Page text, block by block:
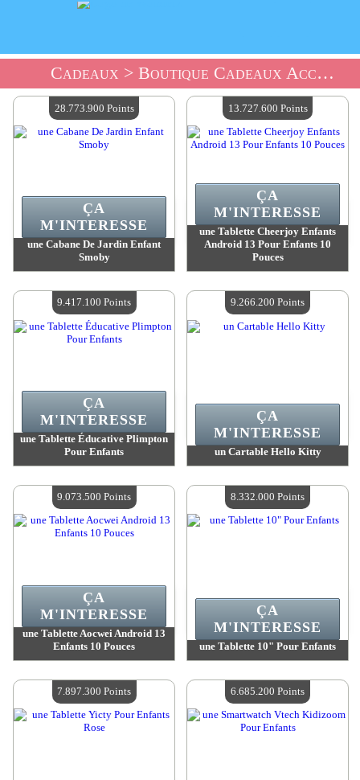
Cadeaux > Boutique Cadeaux Accessoires Enfants
une Cabane De Jardin Enfant
Smoby
Quantité Disponible :4
ÇA
M'INTERESSE
28.773.900 Points
une Tablette Cheerjoy Enfants
Android 13 Pour Enfants 10
Pouces
Quantité Disponible :4
ÇA
M'INTERESSE
13.727.600 Points
une Tablette Éducative Plimpton
Pour Enfants
Quantité Disponible :4
ÇA
M'INTERESSE
9.417.100 Points
un Cartable Hello Kitty
Quantité Disponible :4
ÇA
M'INTERESSE
9.266.200 Points
une Tablette Aocwei Android 13
Enfants 10 Pouces
Quantité Disponible :4
ÇA
M'INTERESSE
9.073.500 Points
une Tablette 10" Pour Enfants
Quantité Disponible :4
ÇA
M'INTERESSE
8.332.000 Points
7.897.300 Points 6.685.200 Points